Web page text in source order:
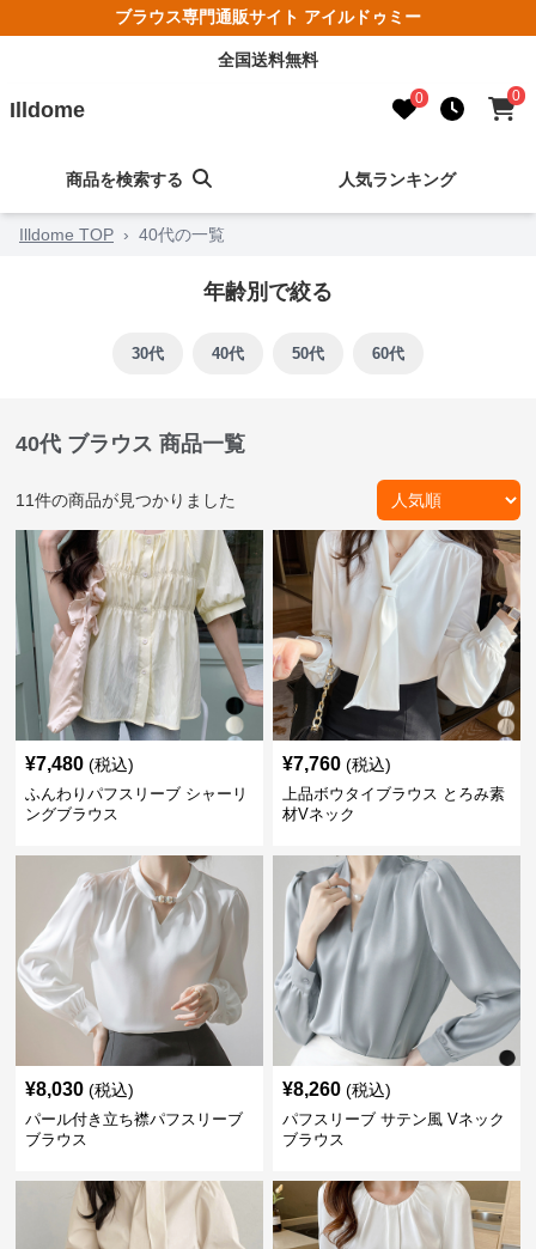
ブラウス専門通販サイト アイルドゥミー
全国送料無料
Illdome 0 0
商品を検索する 人気ランキング
Illdome TOP › 40代の一覧
年齢別で絞る
30代 40代 50代 60代
40代 ブラウス 商品一覧
11件の商品が見つかりました
¥7,480 (税込)
ふんわりパフスリーブ シャーリ
ングブラウス
¥7,760 (税込)
上品ボウタイブラウス とろみ素
材Vネック
¥8,030 (税込)
パール付き立ち襟パフスリーブ
ブラウス
¥8,260 (税込)
パフスリーブ サテン風 Vネック
ブラウス